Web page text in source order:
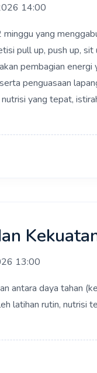
14:00
yang
pull up, push up, sit
pembagian energi
penguasaan
yang tepat,
13:00
antara daya tahan
latihan rutin, nutrisi